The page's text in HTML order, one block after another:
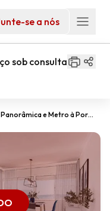
se a nós
e Metro à Porta
sob consulta